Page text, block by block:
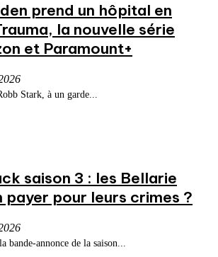
prend un hôpital en
la nouvelle série
et Paramount+
Stark, à un garde...
saison 3 : les Bellarie
pour leurs crimes ?
bande-annonce de la saison...